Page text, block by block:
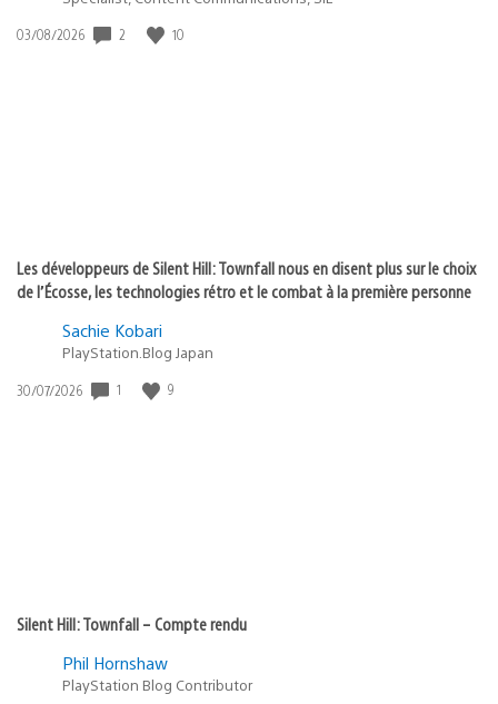
Date
03/08/2026 2 10
Les développeurs de Silent Hill: Townfall nous en disent plus sur le choix
de l’Écosse, les technologies rétro et le combat à la première personne
Sachie Kobari
PlayStation.Blog Japan
Date
30/07/2026 1 9
Silent Hill: Townfall – Compte rendu
Phil Hornshaw
PlayStation Blog Contributor